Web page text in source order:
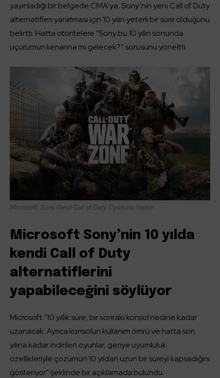
yayınladığı bir belgede CMA’ya, Sony’nin yeni Call of Duty
alternatifleri yaratması için 10 yılın yeterli bir süre olduğunu
belirtti. Hatta otoritelere “Sony bu 10 yılın sonunda
uçurumun kenarına mı gelecek?” sorusunu yöneltti.
Microsoft: Sony Kendi Call of Duty Oyununu Yapsın
Microsoft Sony’nin 10 yılda
kendi Call of Duty
alternatiflerini
yapabileceğini söylüyor
Microsoft “10 yıllık süre, bir sonraki konsol nesline kadar
uzanacak. Ayrıca konsolun kullanım ömrü ve hatta son
yılına kadar indirilen oyunlar, geriye uyumluluk
özellikleriyle çözümün 10 yıldan uzun bir süreyi kapsadığını
gösteriyor” şeklinde bir açıklamada bulundu.